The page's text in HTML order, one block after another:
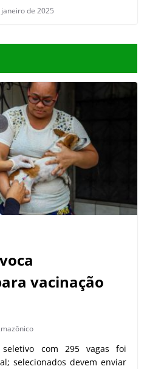
de 2025
vacinação
com 295 vagas foi
selecionados devem enviar